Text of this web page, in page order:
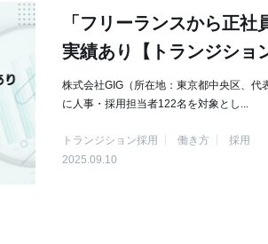
「フリーランスから正
実績あり【トランジショ
株式会社GIG（所在地：東京都中央区、
に人事・採用担当者122名を対象とし...
トランジション採用 働き方
採用
2025.09.10